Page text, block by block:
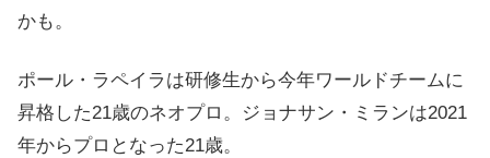
かも。
ポール・ラペイラは研修生から今年ワールドチームに
昇格した21歳のネオプロ。ジョナサン・ミランは2021
年からプロとなった21歳。